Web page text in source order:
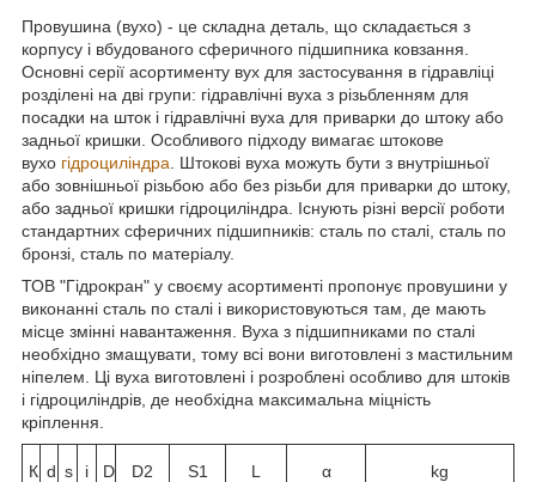
Провушина (вухо) - це складна деталь, що складається з
корпусу і вбудованого сферичного підшипника ковзання.
Основні серії асортименту вух для застосування в гідравліці
розділені на дві групи: гідравлічні вуха з різьбленням для
посадки на шток і гідравлічні вуха для приварки до штоку або
задньої кришки. Особливого підходу вимагає штокове
вухо гідроциліндра . Штокові вуха можуть бути з внутрішньої
або зовнішньої різьбою або без різьби для приварки до штоку,
або задньої кришки гідроциліндра. Існують різні версії роботи
стандартних сферичних підшипників: сталь по сталі, сталь по
бронзі, сталь по матеріалу.
ТОВ "Гідрокран" у своєму асортименті пропонує провушини у
виконанні сталь по сталі і використовуються там, де мають
місце змінні навантаження. Вуха з підшипниками по сталі
необхідно змащувати, тому всі вони виготовлені з мастильним
ніпелем. Ці вуха виготовлені і розроблені особливо для штоків
і гідроциліндрів, де необхідна максимальна міцність
кріплення.
К d s i
D
D2 S1 L α kg